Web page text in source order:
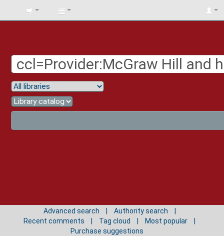
BIBLIOTECA
Advanced search
Authority search
Recent comments
Tag cloud
Most popular
Purchase suggestions